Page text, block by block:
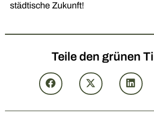
städtische Zukunft!
Teile den grünen